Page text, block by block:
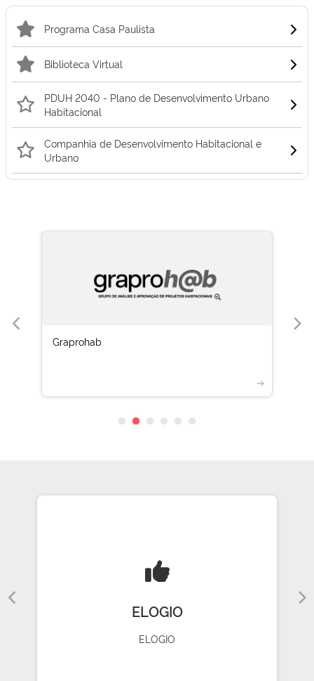
Programa Casa Paulista
Biblioteca Virtual
PDUH 2040 - Plano de Desenvolvimento Urbano
Habitacional
Companhia de Desenvolvimento Habitacional e
Urbano
Graprohab
➔
ELOGIO
ELOGIO